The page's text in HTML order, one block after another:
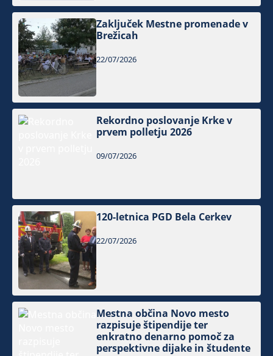
Zaključek Mestne promenade v
Brežicah
22/07/2026
Rekordno poslovanje Krke v
prvem polletju 2026
09/07/2026
120-letnica PGD Bela Cerkev
22/07/2026
Mestna občina Novo mesto
razpisuje štipendije ter
enkratno denarno pomoč za
perspektivne dijake in študente